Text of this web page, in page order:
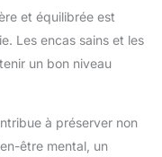
et équilibrée est
Les encas sains et les
un bon niveau
à préserver non
être mental, un